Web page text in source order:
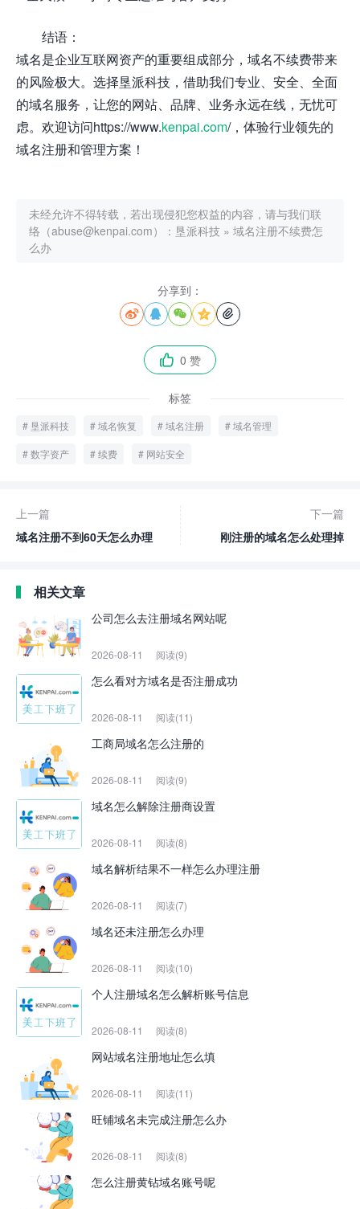
结语：
域名是企业互联网资产的重要组成部分，域名不续费带来
的风险极大。选择垦派科技，借助我们专业、安全、全面
的域名服务，让您的网站、品牌、业务永远在线，无忧可
虑。欢迎访问https://www.kenpai.com/，体验行业领先的
域名注册和管理方案！
未经允许不得转载，若出现侵犯您权益的内容，请与我们联
络（abuse@kenpai.com）： 垦派科技 » 域名注册不续费怎
么办
分享到：
    
 0 赞
标签
垦派科技 域名恢复 域名注册 域名管理
数字资产 续费 网站安全
上一篇
域名注册不到60天怎么办理
下一篇
刚注册的域名怎么处理掉
相关文章
公司怎么去注册域名网站呢
2026-08-11 阅读(9)
怎么看对方域名是否注册成功
2026-08-11 阅读(11)
工商局域名怎么注册的
2026-08-11 阅读(9)
域名怎么解除注册商设置
2026-08-11 阅读(8)
域名解析结果不一样怎么办理注册
2026-08-11 阅读(7)
域名还未注册怎么办理
2026-08-11 阅读(10)
个人注册域名怎么解析账号信息
2026-08-11 阅读(8)
网站域名注册地址怎么填
2026-08-11 阅读(11)
旺铺域名未完成注册怎么办
2026-08-11 阅读(8)
怎么注册黄钻域名账号呢